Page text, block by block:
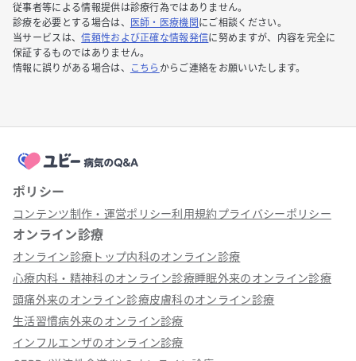
従事者等による情報提供は診療行為ではありません。
診療を必要とする場合は、
医師・医療機関 にご相談ください。
当サービスは、信頼性および正確な情報発信に努めますが、内容を完全に
保証するものではありません。
情報に誤りがある場合は、
こちら からご連絡をお願いいたします。
ポリシー
コンテンツ制作・運営ポリシー利用規約プライバシーポリシー
オンライン診療
オンライン診療トップ内科のオンライン診療
心療内科・精神科のオンライン診療睡眠外来のオンライン診療
頭痛外来のオンライン診療皮膚科のオンライン診療
生活習慣病外来のオンライン診療
インフルエンザのオンライン診療